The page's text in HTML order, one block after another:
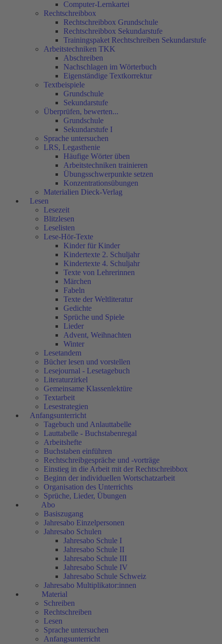
Computer-Lernkartei
Rechtschreibbox
Rechtschreibbox Grundschule
Rechtschreibbox Sekundarstufe
Trainingspaket Rechtschreiben Sekundarstufe
Arbeitstechniken TKK
Abschreiben
Nachschlagen im Wörterbuch
Eigenständige Textkorrektur
Textbeispiele
Grundschule
Sekundarstufe
Überprüfen, bewerten...
Grundschule
Sekundarstufe I
Sprache untersuchen
LRS, Legasthenie
Häufige Wörter üben
Arbeitstechniken trainieren
Übungsschwerpunkte setzen
Konzentrationsübungen
Materialien Dieck-Verlag
Lesen
Lesezeit
Blitzlesen
Leselisten
Lese-Hör-Texte
Kinder für Kinder
Kindertexte 2. Schuljahr
Kindertexte 4. Schuljahr
Texte von Lehrerinnen
Märchen
Fabeln
Texte der Weltliteratur
Gedichte
Sprüche und Spiele
Lieder
Advent, Weihnachten
Winter
Lesetandem
Bücher lesen und vorstellen
Lesejournal - Lesetagebuch
Literaturzirkel
Gemeinsame Klassenlektüre
Textarbeit
Lesestrategien
Anfangsunterricht
Tagebuch und Anlauttabelle
Lauttabelle - Buchstabenregal
Arbeitshefte
Buchstaben einführen
Rechtschreibgespräche und -vorträge
Einstieg in die Arbeit mit der Rechtschreibbox
Beginn der individuellen Wortschatzarbeit
Organisation des Unterrichts
Sprüche, Lieder, Übungen
Abo
Basiszugang
Jahresabo Einzelpersonen
Jahresabo Schulen
Jahresabo Schule I
Jahresabo Schule II
Jahresabo Schule III
Jahresabo Schule IV
Jahresabo Schule Schweiz
Jahresabo Multiplikator:innen
Material
Schreiben
Rechtschreiben
Lesen
Sprache untersuchen
Anfangsunterricht